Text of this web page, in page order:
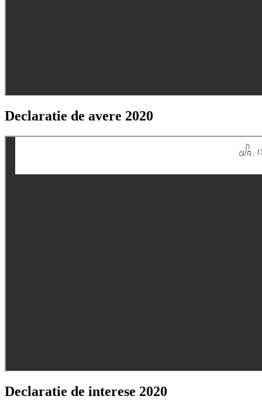
Declaratie de avere 2020
Declaratie de interese 2020